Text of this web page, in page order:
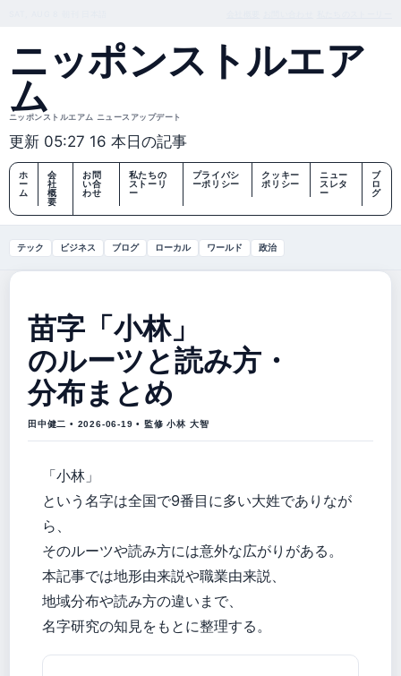
ニッポンストルエア
ム
ニッポンストルエアム ニュースアップデート
更新 05:27 16 本日の記事
ホ
ー
ム
会
社
概
要
お問
い合
わせ
私たちの
ストーリ
ー
プライバシ
ーポリシー
クッキー
ポリシー
ニュー
スレタ
ー
ブ
ロ
グ
テック ビジネス ブログ ローカル ワールド 政治
苗字「小林」
のルーツと読み方・
分布まとめ
田中健二 • 2026-06-19 • 監修 小林 大智
「小林」
という名字は全国で9番目に多い大姓でありなが
ら、
そのルーツや読み方には意外な広がりがある。
本記事では地形由来説や職業由来説、
地域分布や読み方の違いまで、
名字研究の知見をもとに整理する。